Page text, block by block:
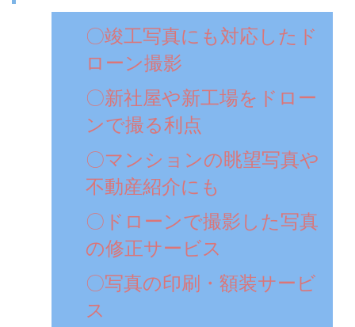
〇竣工写真にも対応したド
ローン撮影
〇新社屋や新工場をドロー
ンで撮る利点
〇マンションの眺望写真や
不動産紹介にも
〇ドローンで撮影した写真
の修正サービス
〇写真の印刷・額装サービ
ス